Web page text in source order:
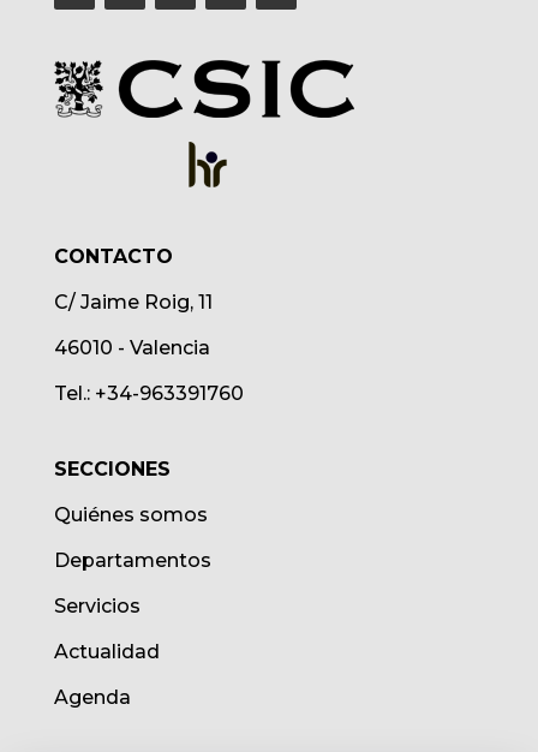
CONTACTO
C/ Jaime Roig, 11
46010 - Valencia
Tel.: +34-963391760
SECCIONES
Quiénes somos
Departamentos
Servicios
Actualidad
Agenda